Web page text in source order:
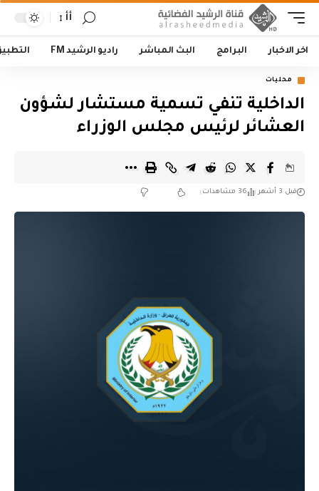
أأ
اخر الاخبار البرامج البث المباشر راديو الرشيد FM
محليات
الداخلية تنفي تسمية مستشار لشؤون
العشائر لرئيس مجلس الوزراء
قبل 3 أشهر 36 مشاهدات